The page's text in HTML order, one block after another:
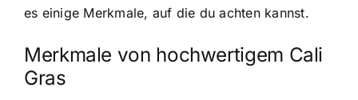
es einige Merkmale, auf die du achten kannst.
Merkmale von hochwertigem Cali
Gras